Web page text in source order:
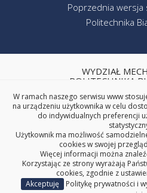
Poprzednia
Politechnika
WYDZIAŁ
POLITECHNIKA
ul. Wiejska 45C,
tel. centrala
REGON: 000001672
Copyright © 2025
W ramach naszego serwisu www
na urządzeniu użytkownika w celu
do indywidualnych preferencji
Użytkownik ma możliwość
cookies w swojej
Więcej informacji można
Korzystając ze strony wyrażają
cookies, zgodnie z
Akceptuję
Politykę prywatności i